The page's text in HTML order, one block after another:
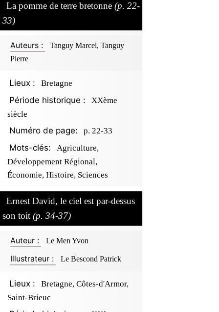
La pomme de terre bretonne (p. 22-
33)
Auteurs :
Tanguy Marcel, Tanguy
Pierre
Lieux : Bretagne
Période historique :
XXème
siècle
Numéro de page: p. 22-33
Mots-clés:
Agriculture,
Développement Régional,
Économie, Histoire, Sciences
Ernest David, le ciel est par-dessus
son toit (p. 34-37)
Auteur : Le Men Yvon
Illustrateur : Le Bescond Patrick
Lieux :
Bretagne, Côtes-d'Armor,
Saint-Brieuc